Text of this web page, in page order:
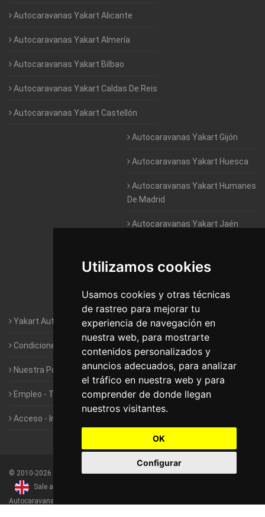
Utilizamos cookies
Usamos cookies y otras técnicas
de rastreo para mejorar tu
experiencia de navegación en
nuestra web, para mostrarte
contenidos personalizados y
anuncios adecuados, para analizar
el tráfico en nuestra web y para
comprender de donde llegan
nuestros visitantes.
OK
Configurar
Autocaravanas Yakart Alicante
Autocaravanas Yakart Almería
Autocaravanas Yakart Bilbao
Autocaravanas Yakart Caldas De Reis
Autocaravanas Yakart Castellón
Autocaravanas Yakart Gijón
Autocaravanas Yakart Huesca
Autocaravanas Yakart Humanes
De Madrid
Autocaravanas Yakart Jaén
Autocaravanas Yakart Valencia
Autocaravanas Yakart Vitoria
Yakart Autocaravanas · La empresa
Condiciones de Alquiler de Yakart
Nuestra Política de Privacidad
Empleo - Trabaja con nosotros
Acceso - Intranet de Franquiciados
© 2010-2026 Yakart Autocaravanas · Todos los derechos reservados
Sale and rentals of motorhomes
Autocaravanas